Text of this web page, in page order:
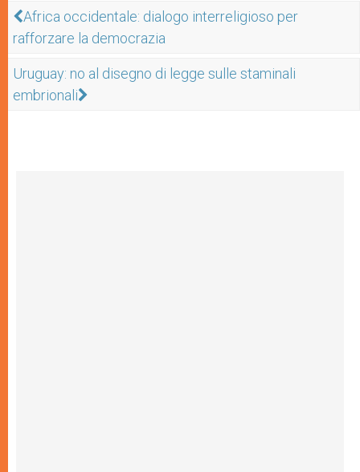
Africa occidentale: dialogo interreligioso per
rafforzare la democrazia
Uruguay: no al disegno di legge sulle staminali
embrionali